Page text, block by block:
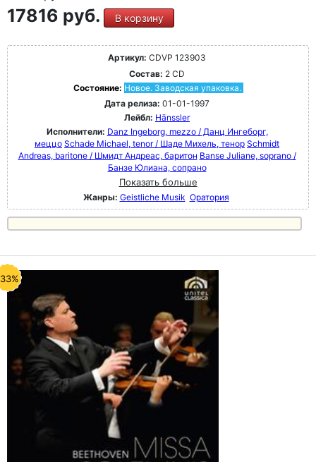
17816 руб. В корзину
Артикул: CDVP 123903
Состав: 2 CD
Состояние: Новое. Заводская упаковка.
Дата релиза: 01-01-1997
Лейбл: Hänssler
Исполнители: Danz Ingeborg, mezzo / Данц Ингеборг,
меццо Schade Michael, tenor / Шаде Михель, тенор Schmidt
Andreas, baritone / Шмидт Андреас, баритон Banse Juliane, soprano /
Банзе Юлиана, сопрано
Показать больше
Жанры: Geistliche Musik Оратория